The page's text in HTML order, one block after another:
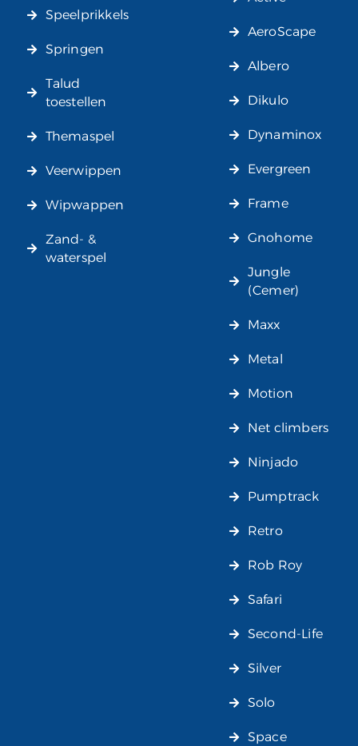
Speelprikkels
Springen
Talud
toestellen
Themaspel
Veerwippen
Wipwappen
Zand- &
waterspel
AeroScape
Albero
Dikulo
Dynaminox
Evergreen
Frame
Gnohome
Jungle
(Cemer)
Maxx
Metal
Motion
Net climbers
Ninjado
Pumptrack
Retro
Rob Roy
Safari
Second-Life
Silver
Solo
Space